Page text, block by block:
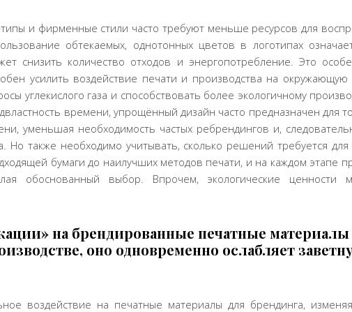
и фирменные стили часто требуют меньше ресурсов для
обтекаемых, однотонных цветов в логотипах
снизить количество отходов и энергопотребление. Это
усилить воздействие печати и производства на
углекислого газа и способствовать более экологичному
времени, упрощённый дизайн часто предназначен для
уменьшая необходимость частых ребрендингов и,
Но также необходимо учитывать, сколько решений требуется для
бумаги до наилучших методов печати, и на каждом этапе
обоснованный выбор. Впрочем, экологические ценности
на брендированные печатные материалы
оно одновременно ослабляет
воздействие на печатные материалы для брендинга,